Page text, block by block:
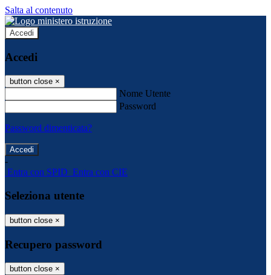
Salta al contenuto
Accedi
Accedi
button close ×
Nome Utente
Password
Password dimenticata?
-
Entra con SPID Entra con CIE
Seleziona utente
button close ×
Recupero password
button close ×